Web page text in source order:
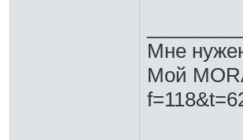
Мне
Мой